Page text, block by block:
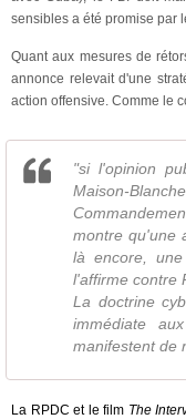
sensibles a été promise par
Quant aux mesures de
annonce relevait d'une
action offensive. Comme le
"si l'opinion
Maison-
montre qu'une
là encore,
l'affirme contre
La doctrine
immédiate
manifestent de
La RPDC et le film The